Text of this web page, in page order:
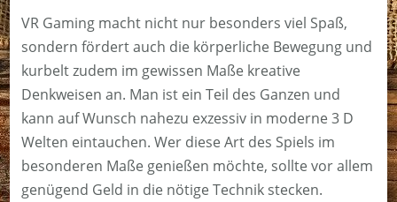
VR Gaming macht nicht nur besonders viel Spaß,
sondern fördert auch die körperliche Bewegung und
kurbelt zudem im gewissen Maße kreative
Denkweisen an. Man ist ein Teil des Ganzen und
kann auf Wunsch nahezu exzessiv in moderne 3 D
Welten eintauchen. Wer diese Art des Spiels im
besonderen Maße genießen möchte, sollte vor allem
genügend Geld in die nötige Technik stecken.